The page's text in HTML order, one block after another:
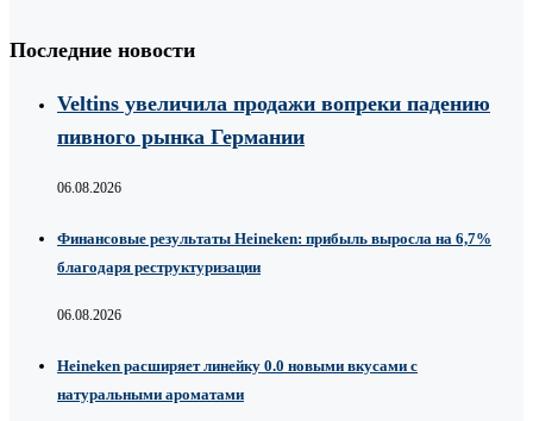
Последние новости
Veltins увеличила продажи вопреки падению
пивного рынка Германии
06.08.2026
Финансовые результаты Heineken: прибыль выросла на 6,7%
благодаря реструктуризации
06.08.2026
Heineken расширяет линейку 0.0 новыми вкусами с
натуральными ароматами